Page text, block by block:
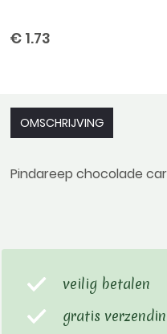
€ 1.73
OMSCHRIJVING
Pindareep chocolade
veilig betalen
gratis